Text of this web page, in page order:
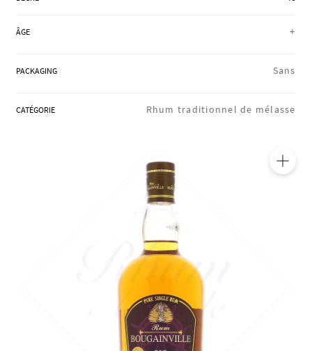
COFFRETS & CADEAUX
ÂGE +
PACKAGING Sans
CATÉGORIE Rhum traditionnel de mélasse